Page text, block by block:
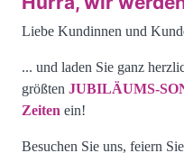
Liebe Kundinnen und
... und laden Sie ganz
größten JUBILÄUMS-
Zeiten ein!
Besuchen Sie uns, feiern